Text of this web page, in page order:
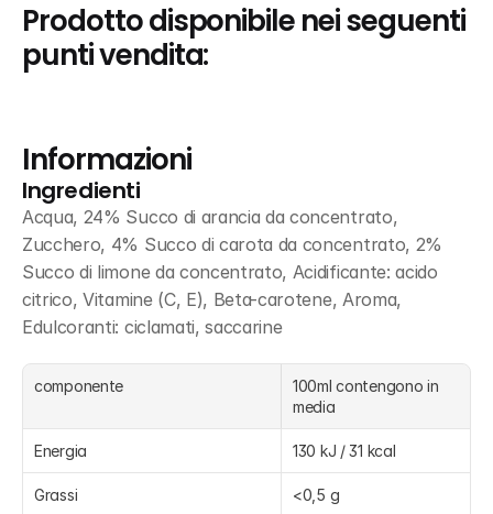
Prodotto disponibile nei seguenti
punti vendita:
Informazioni
Ingredienti
Acqua, 24% Succo di arancia da concentrato,
Zucchero, 4% Succo di carota da concentrato, 2%
Succo di limone da concentrato, Acidificante: acido
citrico, Vitamine (C, E), Beta-carotene, Aroma,
Edulcoranti: ciclamati, saccarine
componente
100ml contengono in
media
Energia 130 kJ / 31 kcal
Grassi <0,5 g